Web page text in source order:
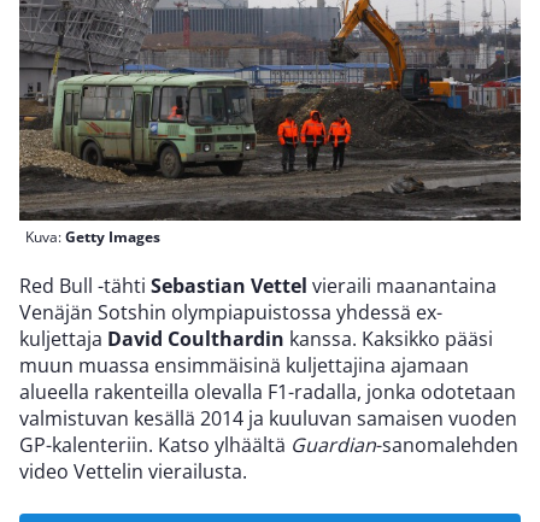
Kuva:Getty Images
Red Bull -tähti Sebastian Vettel vieraili maanantaina
Venäjän Sotshin olympiapuistossa yhdessä ex-
kuljettaja David Coulthardin kanssa. Kaksikko pääsi
muun muassa ensimmäisinä kuljettajina ajamaan
alueella rakenteilla olevalla F1-radalla, jonka odotetaan
valmistuvan kesällä 2014 ja kuuluvan samaisen vuoden
GP-kalenteriin. Katso ylhäältä Guardian-sanomalehden
video Vettelin vierailusta.